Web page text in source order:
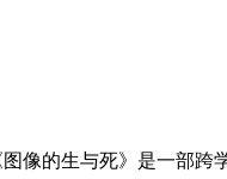
像的生与死》是一部跨